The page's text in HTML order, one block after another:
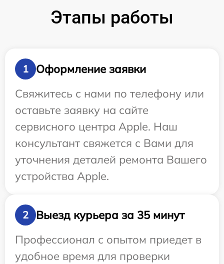
Этапы работы
1
Оформление заявки
Свяжитесь с нами по телефону или
оставьте заявку на сайте
сервисного центра Apple. Наш
консультант свяжется с Вами для
уточнения деталей ремонта Вашего
устройства Apple.
2
Выезд курьера за 35 минут
Профессионал с опытом приедет в
удобное время для проверки